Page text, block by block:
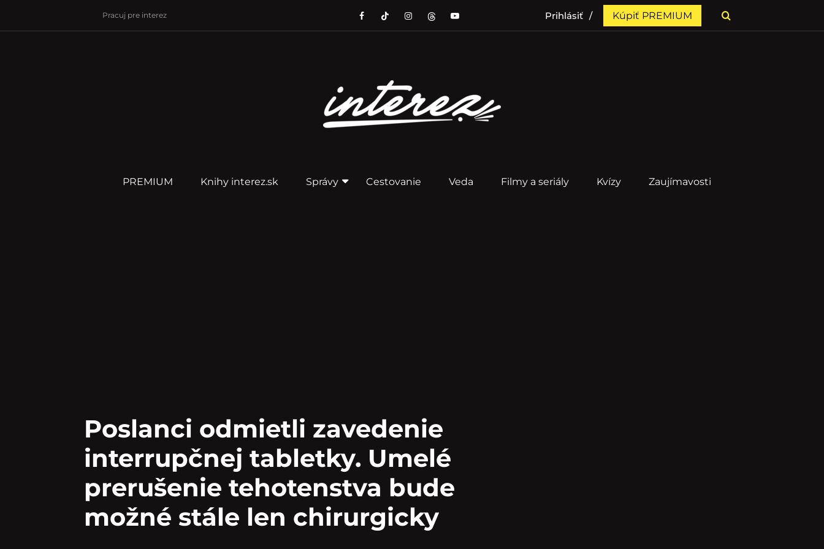
Pracuj pre interez Prihlásiť Kúpiť PREMIUM
PREMIUM Knihy interez.sk Správy Cestovanie Veda Filmy a seriály Kvízy Zaujímavosti
Poslanci odmietli zavedenie
interrupčnej tabletky. Umelé
prerušenie tehotenstva bude
možné stále len chirurgicky